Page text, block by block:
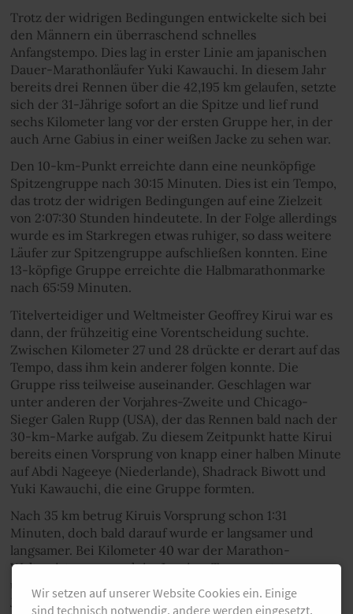
Trotz der widrigen Bedingungen entwickelte sich bei
den Männern ein überraschend schnelles
Anfangstempo. Dies lag in erster Linie am japanischen
Dauer-Marathonläufer Yuki Kawauchi. In diesem Jahr
bereits drei Rennen über die 42,195 km gelaufen, setzte
sich der 31-Jährige sofort an die Spitze und lief rund
sechs Kilometer lang vor der ersten Gruppe her, in der
auch Arne Gabius in einer weißen Jacke zu sehen war.
Den 10-km-Punkt erreichte dann eine neunköpfige
Spitzengruppe nach 30:15 Minuten. Dies ist ein Tempo,
das trotz der widrigen Bedingungen auf eine Zielzeit
von 2:07:30 Stunden hindeutete. In der Folge allerdings
wurde es im Starkregen etwas ruhiger, so dass weitere
Läufer zur Spitzengruppe aufschließen konnten. Eine
13-köpfige Gruppe erreichte die Halbmarathonmarke
nach 65:59 Minuten.
Titelverteidiger und Weltmeister Geoffrey Kirui war es
dann, der frühzeitig eine Vorentscheidung suchte.
Zwischen Kilometer 27 und 28 drückte er derart auf das
Tempo, dass ihm kein anderer folgen konnte. Die
Gruppe riss teilweise auseinander. Geschlagen war
unter anderen der Vorjahres-Zweite und Chicago-
Sieger Galen Rupp (USA), der das Rennen bald nach der
30-km-Marke aufgab. Zu diesem Zeitpunkt hatte Kirui
bereits einen Vorsprung von knapp einer halben Minute
auf Abdi Nageeye (Niederlande), Shadrack Biwott und
Yuki Kawauchi, die eine Gruppe formten.
Nach 35 km betrug Kiruis Vorsprung schon 1:31
Minuten, doch bald darauf wurde er langsamer und
langsamer. Bei Kilometer 40 war der Marathon-
Weltmeister nur noch im Jogging-Tempo unterwegs
und lag lediglich 20 Sekunden vor Kawauchi. Der
Japaner, der hauptamtlich an einer Schule arbeitet, lief
Wir setzen auf unserer Website Cookies ein. Einige
sind technisch notwendig, andere werden eingesetzt,